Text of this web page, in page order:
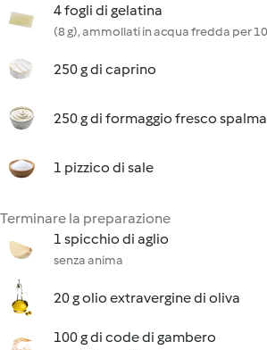
4 fogli di gelatina
(8 g), ammollati in acqua fredda per
250 g di caprino
250 g di formaggio fresco
1 pizzico di sale
Terminare la preparazione
1 spicchio di aglio
senza anima
20 g olio extravergine di oliva
100 g di code di gambero